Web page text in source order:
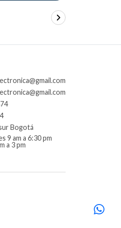
Bogotá
9 am a 6:30 pm
a 3 pm